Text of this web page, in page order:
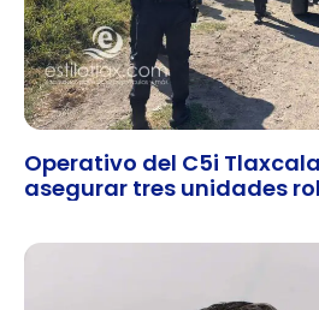
Operativo del C5i
asegurar tres unidades